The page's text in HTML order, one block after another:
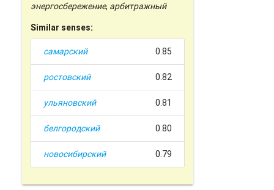
энергосбережение, арбитражный
Similar senses:
самарский 0.85
ростовский 0.82
ульяновский 0.81
белгородский 0.80
новосибирский 0.79